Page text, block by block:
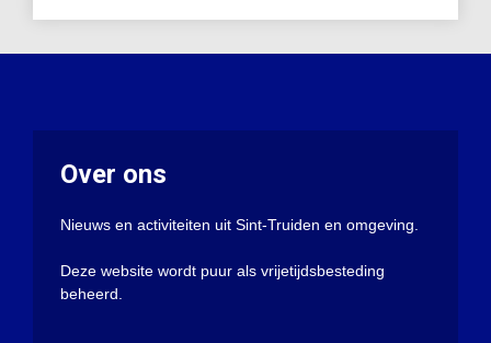
Over ons
Nieuws en activiteiten uit Sint-Truiden en omgeving.
Deze website wordt puur als vrijetijdsbesteding
beheerd.